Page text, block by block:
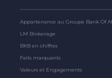
Appartenance au Groupe Bank Of
LM Brokerage
BKB en chiffres
Faits marquants
Valeurs et Engagements